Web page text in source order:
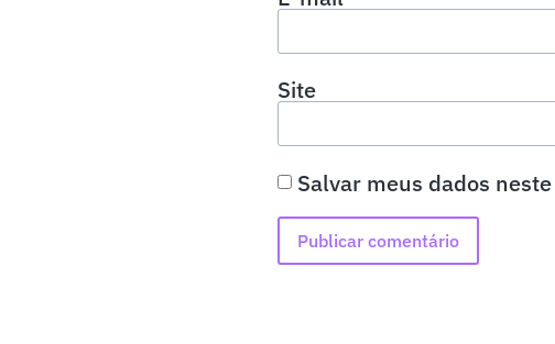
Site
Salvar meus dados